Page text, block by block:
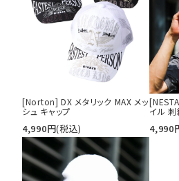
カラー
tune 絞り込んで
[Norton] DX メタリック MAX メッ
シュ キャップ
4,990円(税込)
イル 刺
4,990